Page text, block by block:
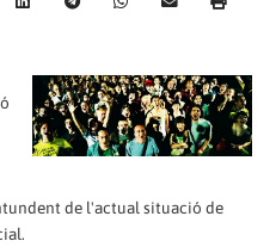
de l'actual situació de